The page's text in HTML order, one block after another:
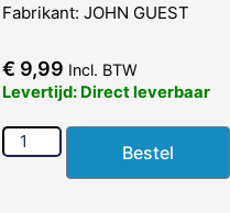
Fabrikant: JOHN GUEST
€ 9,99 Incl. BTW
Levertijd: Direct leverbaar
Bestel